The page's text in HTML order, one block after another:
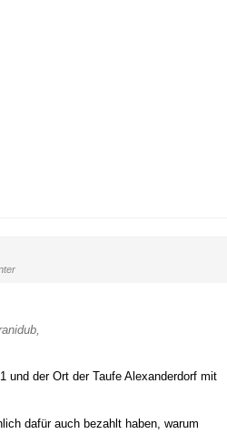
und der Ort der Taufe Alexanderdorf mit
dafür auch bezahlt haben, warum